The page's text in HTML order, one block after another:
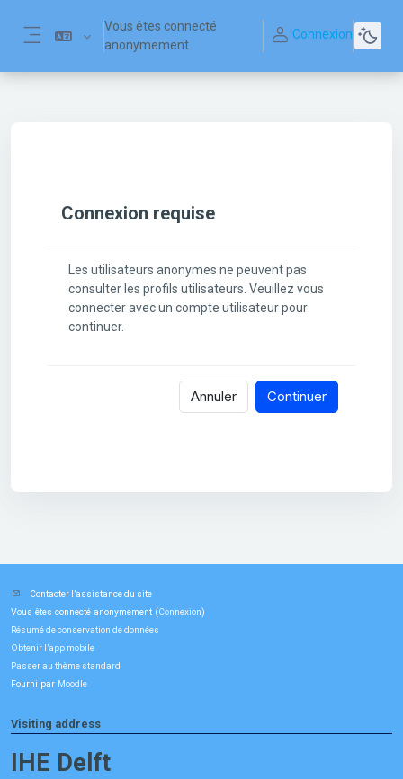
Panneau latéral
Vous êtes connecté
anonymement
Connexion
Connexion requise
Les utilisateurs anonymes ne peuvent pas
consulter les profils utilisateurs. Veuillez vous
connecter avec un compte utilisateur pour
continuer.
Annuler Continuer
Contacter l’assistance du site
Vous êtes connecté anonymement (Connexion)
Résumé de conservation de données
Obtenir l’app mobile
Passer au thème standard
Fourni par Moodle
Visiting address
IHE Delft